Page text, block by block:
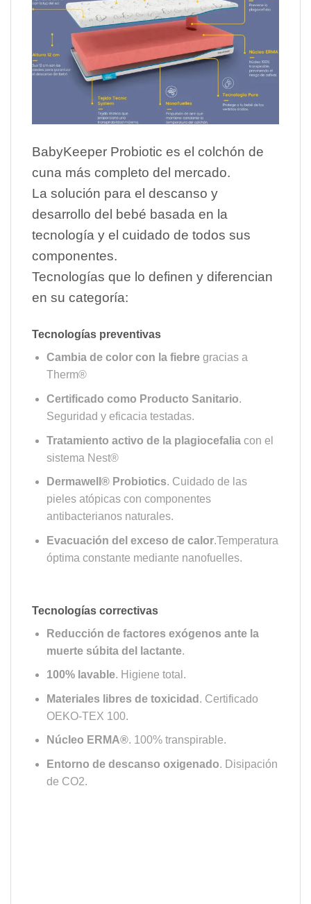
BabyKeeper Probiotic es el colchón de
cuna más completo del mercado.
La solución para el descanso y
desarrollo del bebé basada en la
tecnología y el cuidado de todos sus
componentes.
Tecnologías que lo definen y diferencian
en su categoría:
Tecnologías preventivas
Cambia de color con la fiebregracias a
Therm®
Certificado como Producto Sanitario.
Seguridad y eficacia testadas.
Tratamiento activo de la plagiocefaliacon el
sistema Nest®
Dermawell® Probiotics. Cuidado de las
pieles atópicas con componentes
antibacterianos naturales.
Evacuación del exceso de calor.Temperatura
óptima constante mediante nanofuelles.
Tecnologías correctivas
Reducción de factores exógenos ante la
muerte súbita del lactante.
100% lavable. Higiene total.
Materiales libres de toxicidad . Certificado
OEKO-TEX 100.
Núcleo ERMA®. 100% transpirable.
Entorno de descanso oxigenado. Disipación
de CO2.